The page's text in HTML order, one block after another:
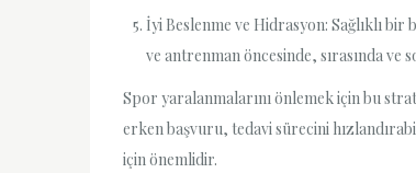
İyi Beslenme ve Hidrasyon: Sağlıklı
ve antrenman öncesinde, sırasında
Spor yaralanmalarını önlemek için bu
erken başvuru, tedavi sürecini
için önemlidir.